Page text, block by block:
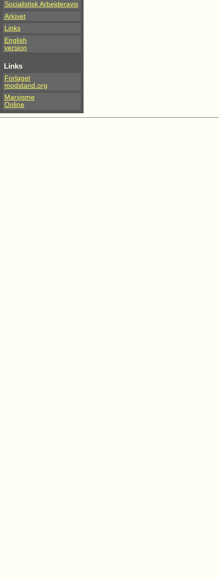
Socialistisk Arbejderavis
Arkivet
Links
English
version
Links
Forlaget
modstand.org
Marxisme
Online